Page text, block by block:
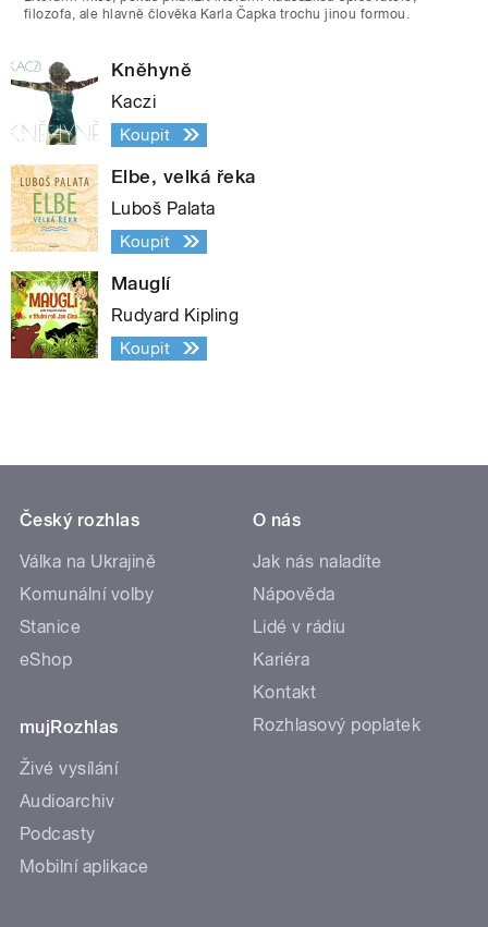
filozofa, ale hlavně člověka Karla Čapka trochu jinou formou.
Kněhyně
Kaczi
Koupit
Elbe, velká řeka
Luboš Palata
Koupit
Mauglí
Rudyard Kipling
Koupit
Český rozhlas
Válka na Ukrajině
Komunální volby
Stanice
eShop
mujRozhlas
Živé vysílání
Audioarchiv
Podcasty
Mobilní aplikace
O nás
Jak nás naladíte
Nápověda
Lidé v rádiu
Kariéra
Kontakt
Rozhlasový poplatek